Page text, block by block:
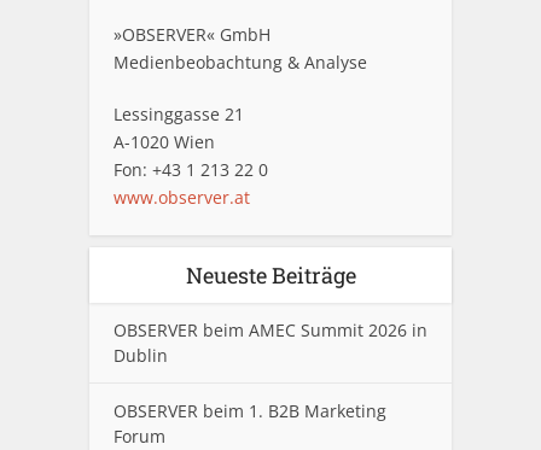
»OBSERVER« GmbH
Medienbeobachtung & Analyse
Lessinggasse 21
A-1020 Wien
Fon: +43 1 213 22 0
www.observer.at
Neueste Beiträge
OBSERVER beim AMEC Summit 2026 in
Dublin
OBSERVER beim 1. B2B Marketing
Forum